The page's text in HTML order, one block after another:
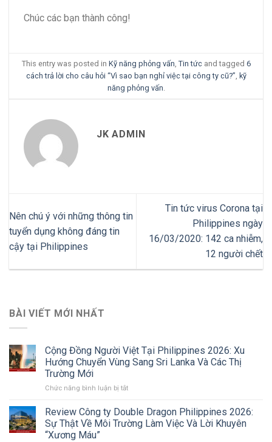
Chúc các bạn thành công!
This entry was posted in Kỹ năng phỏng vấn Tin tứcand tagged 6
cách trả lời cho câu hỏi “Vì sao bạn nghỉ việc tại công ty cũ?” kỹ
năng phỏng vấn
JK ADMIN
Nên chú ý với những thông tin
tuyển dụng không đáng tin
cậy tại Philippines
Tin tức virus Corona tại
Philippines ngày
16/03/2020: 142 ca nhiễm,
12 người chết
BÀI VIẾT MỚI NHẤT
Cộng Đồng Người Việt Tại Philippines 2026: Xu
Hướng Chuyển Vùng Sang Sri Lanka Và Các Thị
Trường Mới
Chức năng bình luận bị tắtở
Đồng
Người
Việt
Review Công ty Double Dragon Philippines 2026:
Sự Thật Về Môi Trường Làm Việc Và Lời Khuyên
“Xương Máu”